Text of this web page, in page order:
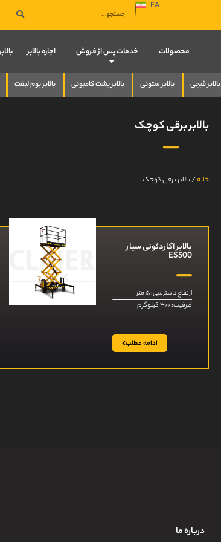
FA
صفحه نخست
محصولات خدمات پس از فروش اجاره بالابر
بالابر قیچی بالابر ستونی بالابر پشت کامیونی بالابر بوم لیفت
بالابر برقی کوچک
خانه/بالابر برقی کوچک
بالابر آکاردئونی سیار
ES500
ارتفاع دسترسی: ۵ متر
ظرفیت: ۳۰۰ کیلوگرم
ادامه مطلب
درباره ما